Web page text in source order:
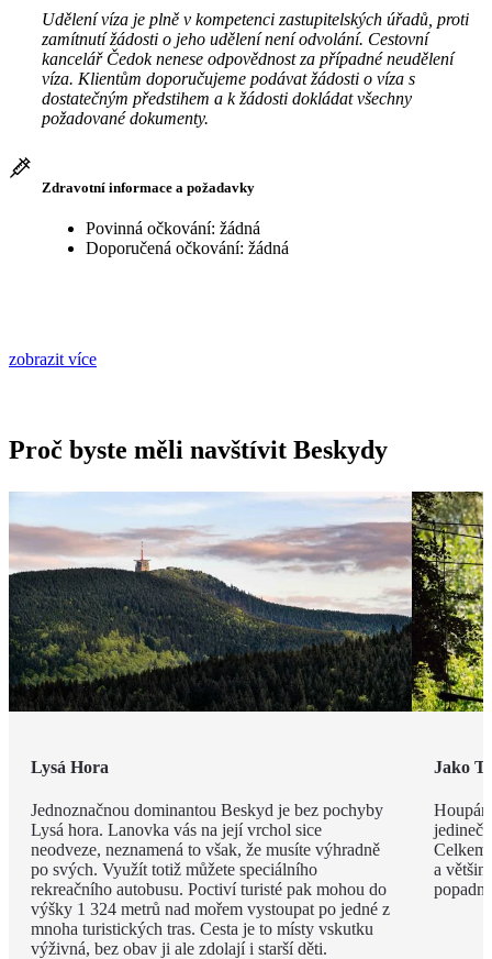
Udělení víza je plně v kompetenci zastupitelských úřadů, proti
zamítnutí žádosti o jeho udělení není odvolání. Cestovní
kancelář Čedok nenese odpovědnost za případné neudělení
víza. Klientům doporučujeme podávat žádosti o víza s
dostatečným předstihem a k žádosti dokládat všechny
požadované dokumenty.
Zdravotní informace a požadavky
Povinná očkování: žádná
Doporučená očkování: žádná
zobrazit více
Proč byste měli navštívit Beskydy
Lysá Hora
Jednoznačnou dominantou Beskyd je bez pochyby
Lysá hora. Lanovka vás na její vrchol sice
neodveze, neznamená to však, že musíte výhradně
po svých. Využít totiž můžete speciálního
rekreačního autobusu. Poctiví turisté pak mohou do
výšky 1 324 metrů nad mořem vystoupat po jedné z
mnoha turistických tras. Cesta je to místy vskutku
výživná, bez obav ji ale zdolají i starší děti.
Jako
Celkem
a